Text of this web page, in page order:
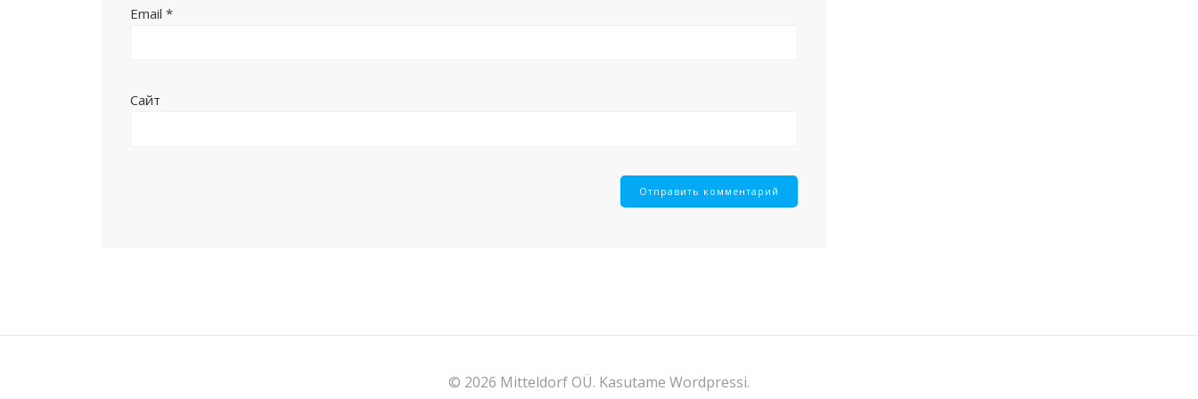
Email*
Сайт
© 2026 Mitteldorf OÜ. Kasutame Wordpressi.